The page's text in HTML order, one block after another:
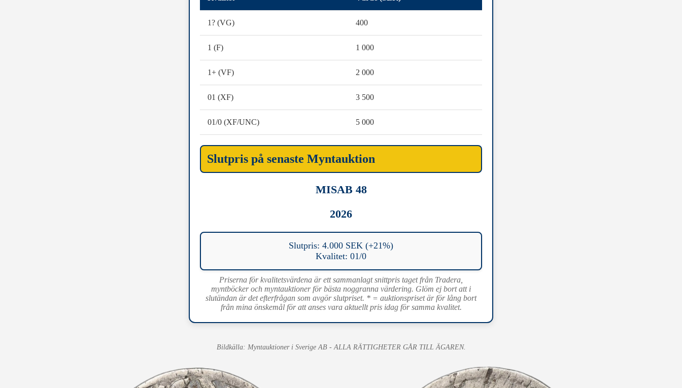
1? (VG) 400
1 (F) 1 000
1+ (VF) 2 000
01 (XF) 3 500
01/0 (XF/UNC) 5 000
Slutpris på senaste Myntauktion
MISAB 48
2026
Slutpris: 4.000 SEK (+21%)
Kvalitet: 01/0
Priserna för kvalitetsvärdena är ett sammanlagt snittpris taget från Tradera,
myntböcker och myntauktioner för bästa noggranna värdering. Glöm ej bort att i
slutändan är det efterfrågan som avgör slutpriset. * = auktionspriset är för lång bort
från mina önskemål för att anses vara aktuellt pris idag för samma kvalitet.
Bildkälla: Myntauktioner i Sverige AB - ALLA RÄTTIGHETER GÅR TILL ÄGAREN.